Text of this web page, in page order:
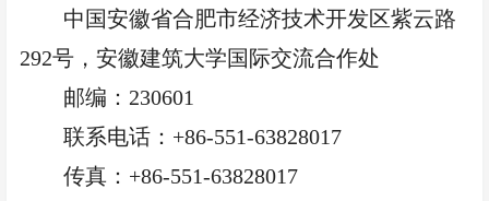
中国安徽省合肥市经济技术开发区紫云路
292号，安徽建筑大学国际交流合作处
邮编： 230601
联系电话： +86-551-63828017
传真： +86-551-63828017